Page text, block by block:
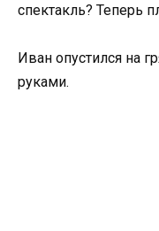
спектакль? Теперь
Иван опустился на
руками.